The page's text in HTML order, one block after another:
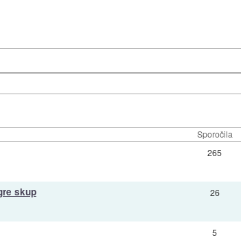
Sporočila
265
skup 26
5